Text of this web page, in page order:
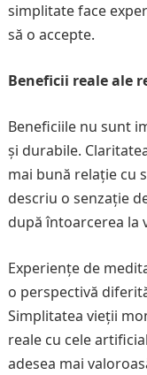
simplitate face
să o accepte.
Beneficii reale ale
Beneficiile nu sunt
și durabile.
mai bună relație cu
descriu o senzație
după întoarcerea la
Experiențe de
o perspectivă
Simplitatea vieții
reale cu cele
adesea mai